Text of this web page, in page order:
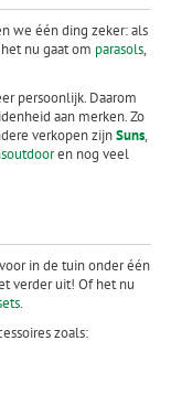
we één ding zeker: als
nu gaat om parasols,
persoonlijk. Daarom
aan merken. Zo
verkopen zijnSuns,
en nog veel
in de tuin onder één
verder uit! Of het nu
.
zoals: